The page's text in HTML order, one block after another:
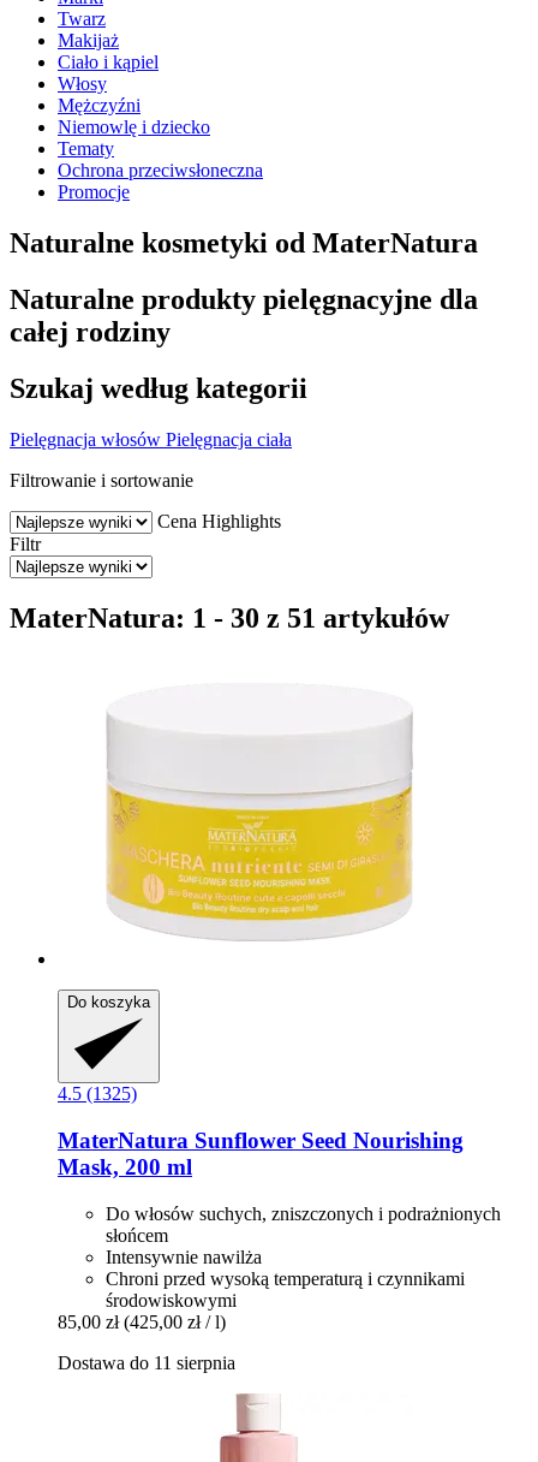
Twarz
Makijaż
Ciało i kąpiel
Włosy
Mężczyźni
Niemowlę i dziecko
Tematy
Ochrona przeciwsłoneczna
Promocje
Naturalne kosmetyki od MaterNatura
Naturalne produkty pielęgnacyjne dla
całej rodziny
Szukaj według kategorii
Pielęgnacja włosów Pielęgnacja ciała
Filtrowanie i sortowanie
Cena Highlights
Filtr
MaterNatura: 1 - 30 z 51 artykułów
Do koszyka
4.5 (1325)
MaterNatura Sunflower Seed Nourishing
Mask, 200 ml
Do włosów suchych, zniszczonych i podrażnionych
słońcem
Intensywnie nawilża
Chroni przed wysoką temperaturą i czynnikami
środowiskowymi
85,00 zł (425,00 zł / l)
Dostawa do 11 sierpnia